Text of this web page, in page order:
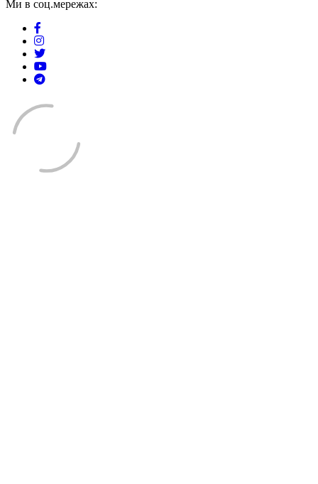
Ми в соц.мережах: